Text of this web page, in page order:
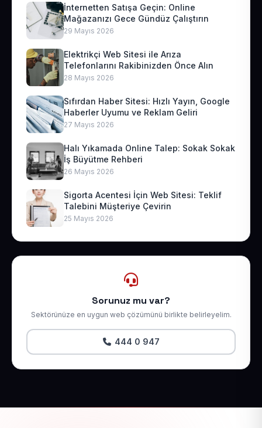
İnternetten Satışa Geçin: Online
Mağazanızı Gece Gündüz Çalıştırın
29 Mayıs 2026
Elektrikçi Web Sitesi ile Arıza
Telefonlarını Rakibinizden Önce Alın
28 Mayıs 2026
Sıfırdan Haber Sitesi: Hızlı Yayın, Google
Haberler Uyumu ve Reklam Geliri
27 Mayıs 2026
Halı Yıkamada Online Talep: Sokak Sokak
İş Büyütme Rehberi
26 Mayıs 2026
Sigorta Acentesi İçin Web Sitesi: Teklif
Talebini Müşteriye Çevirin
25 Mayıs 2026
Sorunuz mu var?
Sektörünüze en uygun web çözümünü birlikte belirleyelim.
444 0 947